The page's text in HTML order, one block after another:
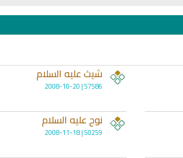
شيث عليه السلام
57586 | 2008-10-20
نوح عليه السلام
50259 | 2008-11-18
Ruqyah Shariah
Sihir Jin Yahudi pada Seorang
Wanita